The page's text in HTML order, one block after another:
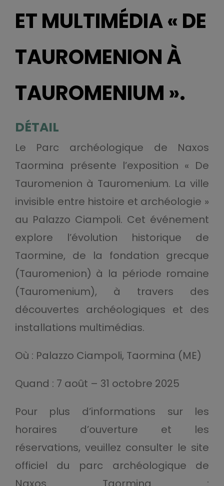
ET MULTIMÉDIA « DE
TAUROMENION À
TAUROMENIUM ».
DÉTAIL
Le Parc archéologique de Naxos
Taormina présente l’exposition « De
Tauromenion à Tauromenium. La ville
invisible entre histoire et archéologie »
au Palazzo Ciampoli. Cet événement
explore l’évolution historique de
Taormine, de la fondation grecque
(Tauromenion) à la période romaine
(Tauromenium), à travers des
découvertes archéologiques et des
installations multimédias.
Où : Palazzo Ciampoli, Taormina (ME)
Quand : 7 août – 31 octobre 2025
Pour plus d’informations sur les
horaires d’ouverture et les
réservations, veuillez consulter le site
officiel du parc archéologique de